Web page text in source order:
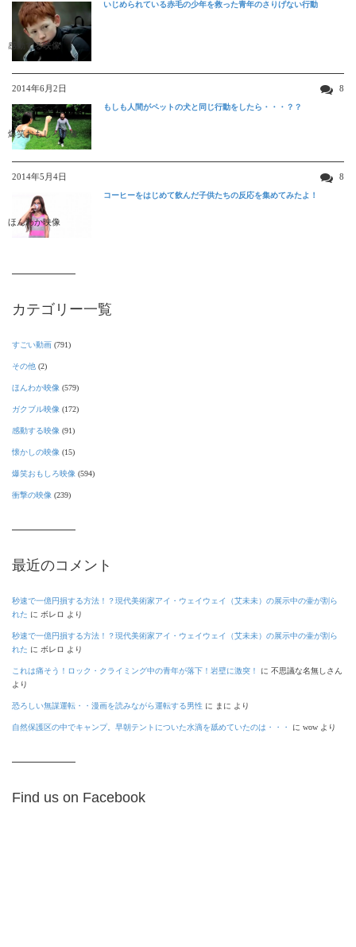
感動する映像
いじめられている赤毛の少年を救った青年のさりげない行動
2014年6月2日 8
爆笑おもしろ映像
もしも人間がペットの犬と同じ行動をしたら・・・？？
2014年5月4日 8
ほんわか映像
コーヒーをはじめて飲んだ子供たちの反応を集めてみたよ！
カテゴリー一覧
すごい動画 (791)
その他 (2)
ほんわか映像 (579)
ガクブル映像 (172)
感動する映像 (91)
懐かしの映像 (15)
爆笑おもしろ映像 (594)
衝撃の映像 (239)
最近のコメント
秒速で一億円損する方法！？現代美術家アイ・ウェイウェイ（艾未未）の展示中の壷が割ら
れた に ボレロ より
秒速で一億円損する方法！？現代美術家アイ・ウェイウェイ（艾未未）の展示中の壷が割ら
れた に ボレロ より
これは痛そう！ロック・クライミング中の青年が落下！岩壁に激突！ に 不思議な名無しさん
より
恐ろしい無謀運転・・漫画を読みながら運転する男性 に まに より
自然保護区の中でキャンプ。早朝テントについた水滴を舐めていたのは・・・ に wow より
Find us on Facebook